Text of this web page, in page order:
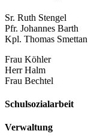
Sr. Ruth Stengel
Pfr. Johannes Barth
Kpl. Thomas Smettan
Frau Köhler
Herr Halm
Frau Bechtel
Schulsozialarbeit
Verwaltung